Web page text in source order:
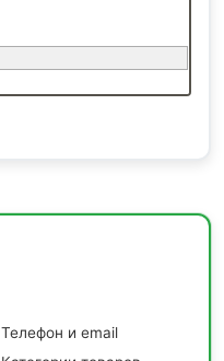
Телефон и email